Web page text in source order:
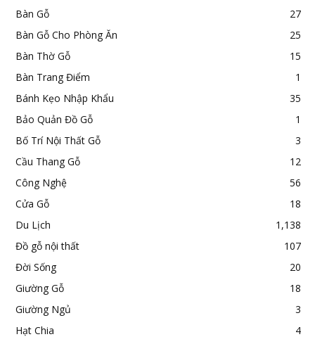
Bàn Gỗ
27
Bàn Gỗ Cho Phòng Ăn
25
Bàn Thờ Gỗ
15
Bàn Trang Điểm
1
Bánh Kẹo Nhập Khẩu
35
Bảo Quản Đồ Gỗ
1
Bố Trí Nội Thất Gỗ
3
Cầu Thang Gỗ
12
Công Nghệ
56
Cửa Gỗ
18
Du Lịch
1,138
Đồ gỗ nội thất
107
Đời Sống
20
Giường Gỗ
18
Giường Ngủ
3
Hạt Chia
4